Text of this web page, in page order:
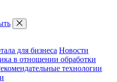
для бизнеса Новости
в отношении обработки
технологии